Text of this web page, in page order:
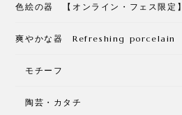
色絵の器 【オンライン・フェス限定】
爽やかな器 Refreshing porcelain
モチーフ
陶芸・カタチ